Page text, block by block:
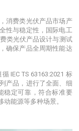
消费类光伏产品市场产
性与稳定性，国际电工
类光伏产品设计与测试
确保产品全周期性能达
IEC TS 63163:2021 标
产品，进行了全面、细
稳定可靠，符合标准要
能源等多种场景。